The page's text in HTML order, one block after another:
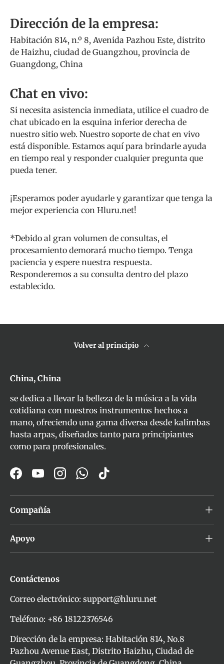
Dirección de la empresa:
Habitación 814, n.º 8, Avenida Pazhou Este, distrito
de Haizhu, ciudad de Guangzhou, provincia de
Guangdong, China
Chat en vivo:
Si necesita asistencia inmediata, utilice el cuadro de
chat ubicado en la esquina inferior derecha de
nuestro sitio web. Nuestro soporte de chat en vivo
está disponible. Estamos aquí para brindarle ayuda
en tiempo real y responder cualquier pregunta que
pueda tener.
¡Esperamos poder ayudarle y garantizar que tenga la
mejor experiencia con Hluru.net!
*Debido al gran volumen de consultas, el
procesamiento demorará mucho tiempo. Tenga
paciencia y espere nuestra respuesta.
Responderemos a su consulta dentro del plazo
establecido.
Volver al principio
China, China
se dedica a llevar la belleza de la música a la vida
cotidiana con nuestros instrumentos hechos a
mano, ofreciendo una gama diversa desde kalimbas
hasta arpas, diseñados tanto para principiantes
como para profesionales.
FacebookYouTubeInstagram
WhatsApp
TikTok
Compañía
Apoyo
Contáctenos
Correo electrónico: support@hluru.net
Teléfono: +86 18122376546
Dirección de la empresa: Habitación 814, No.8
Pazhou Avenue East, Distrito Haizhu, Ciudad de